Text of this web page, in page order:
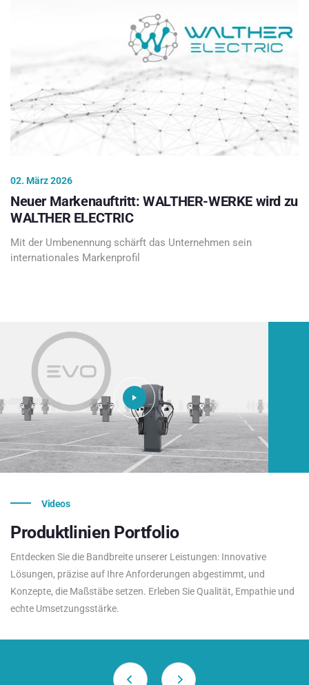
02. März 2026
Neuer Markenauftritt: WALTHER-WERKE wird zu
WALTHER ELECTRIC
Mit der Umbenennung schärft das Unternehmen sein
internationales Markenprofil
Videos
Produktlinien Portfolio
Entdecken Sie die Bandbreite unserer Leistungen: Innovative
Lösungen, präzise auf Ihre Anforderungen abgestimmt, und
Konzepte, die Maßstäbe setzen. Erleben Sie Qualität, Empathie und
echte Umsetzungsstärke.